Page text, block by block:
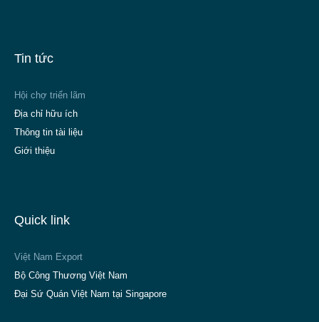
Tin tức
Hội chợ triển lãm
Địa chỉ hữu ích
Thông tin tài liệu
Giới thiệu
Quick link
Việt Nam Export
Bộ Công Thương Việt Nam
Đại Sứ Quán Việt Nam tại Singapore